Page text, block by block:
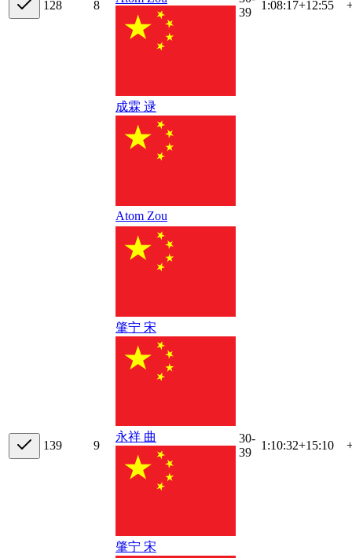
128 8
成霖 逯
Atom Zou
39
1:08:17+12:55
139 9
肇宁 宋
永祥 曲
肇宁 宋
30-
39
1:10:32+15:10